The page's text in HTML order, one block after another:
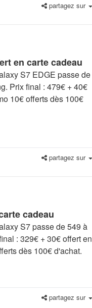
partagez sur
en carte cadeau
S7 EDGE passe de
Prix final : 479€ + 40€
10€ offerts dès 100€
partagez sur
cadeau
S7 passe de 549 à
: 329€ + 30€ offert en
dès 100€ d'achat.
partagez sur